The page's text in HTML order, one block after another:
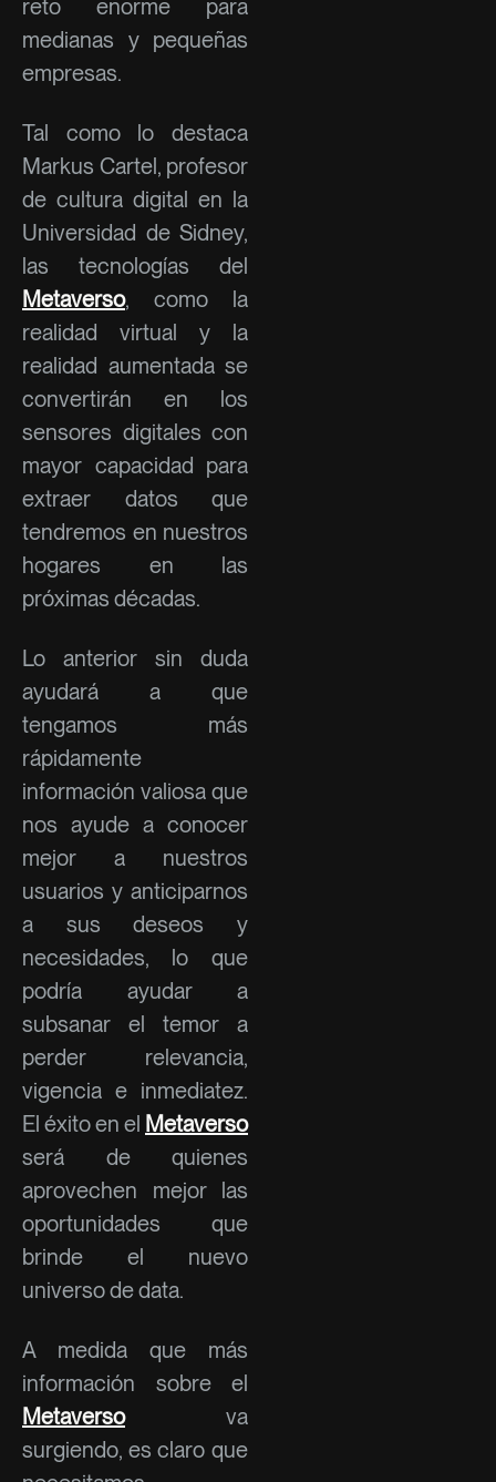
reto enorme para
medianas y pequeñas
empresas.
Tal como lo destaca
Markus Cartel, profesor
de cultura digital en la
Universidad de Sidney,
las tecnologías del
Metaverso, como la
realidad virtual y la
realidad aumentada se
convertirán en los
sensores digitales con
mayor capacidad para
extraer datos que
tendremos en nuestros
hogares en las
próximas décadas.
Lo anterior sin duda
ayudará a que
tengamos más
rápidamente
información valiosa que
nos ayude a conocer
mejor a nuestros
usuarios y anticiparnos
a sus deseos y
necesidades, lo que
podría ayudar a
subsanar el temor a
perder relevancia,
vigencia e inmediatez.
El éxito en el Metaverso
será de quienes
aprovechen mejor las
oportunidades que
brinde el nuevo
universo de data.
A medida que más
información sobre el
Metaversova
surgiendo, es claro que